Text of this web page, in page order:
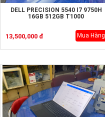
DELL PRECISION 5540 I7 9750H
16GB 512GB T1000
13,500,000 đ Mua Hàng